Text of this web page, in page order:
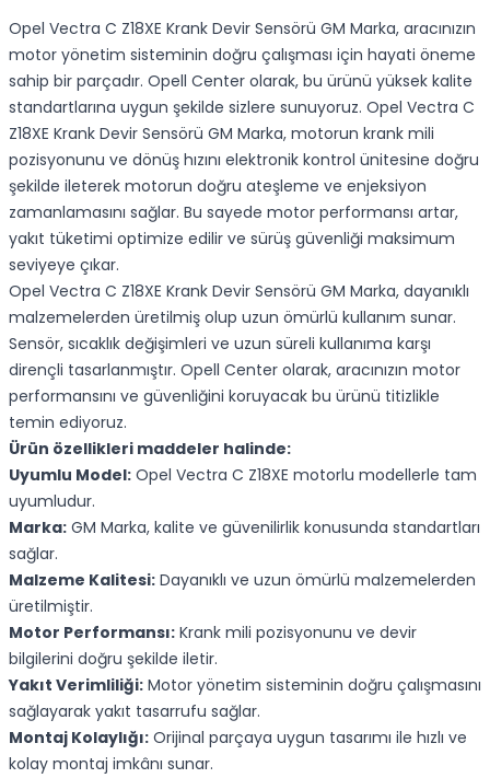
Opel Vectra C Z18XE Krank Devir Sensörü GM Marka, aracınızın
motor yönetim sisteminin doğru çalışması için hayati öneme
sahip bir parçadır. Opell Center olarak, bu ürünü yüksek kalite
standartlarına uygun şekilde sizlere sunuyoruz. Opel Vectra C
Z18XE Krank Devir Sensörü GM Marka, motorun krank mili
pozisyonunu ve dönüş hızını elektronik kontrol ünitesine doğru
şekilde ileterek motorun doğru ateşleme ve enjeksiyon
zamanlamasını sağlar. Bu sayede motor performansı artar,
yakıt tüketimi optimize edilir ve sürüş güvenliği maksimum
seviyeye çıkar.
Opel Vectra C Z18XE Krank Devir Sensörü GM Marka, dayanıklı
malzemelerden üretilmiş olup uzun ömürlü kullanım sunar.
Sensör, sıcaklık değişimleri ve uzun süreli kullanıma karşı
dirençli tasarlanmıştır. Opell Center olarak, aracınızın motor
performansını ve güvenliğini koruyacak bu ürünü titizlikle
temin ediyoruz.
Ürün özellikleri maddeler halinde:
Uyumlu Model: Opel Vectra C Z18XE motorlu modellerle tam
uyumludur.
Marka: GM Marka, kalite ve güvenilirlik konusunda standartları
sağlar.
Malzeme Kalitesi: Dayanıklı ve uzun ömürlü malzemelerden
üretilmiştir.
Motor Performansı: Krank mili pozisyonunu ve devir
bilgilerini doğru şekilde iletir.
Yakıt Verimliliği: Motor yönetim sisteminin doğru çalışmasını
sağlayarak yakıt tasarrufu sağlar.
Montaj Kolaylığı: Orijinal parçaya uygun tasarımı ile hızlı ve
kolay montaj imkânı sunar.